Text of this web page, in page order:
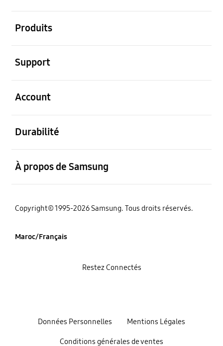
Produits
Support
Account
Durabilité
À propos de Samsung
Copyright© 1995-2026 Samsung. Tous droits réservés.
Maroc/Français
Données Personnelles Mentions Légales
Conditions générales de ventes
Restez Connectés